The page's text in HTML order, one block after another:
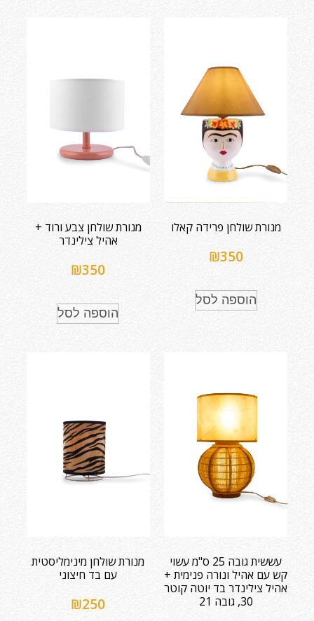
מנורת שולחן פרידה קאלו
₪350
הוספה לסל
מנורת שולחן צבע ורוד +
אהיל צילינדר
₪350
הוספה לסל
עששית גובה 25 ס"מ עשוי
קש עם אהיל ונורה פנימית +
אהיל צילינדר בד יוטה קוטר
30, גובה 21
מנורת שולחן מינימליסטית
עם בד חיצוני
₪250